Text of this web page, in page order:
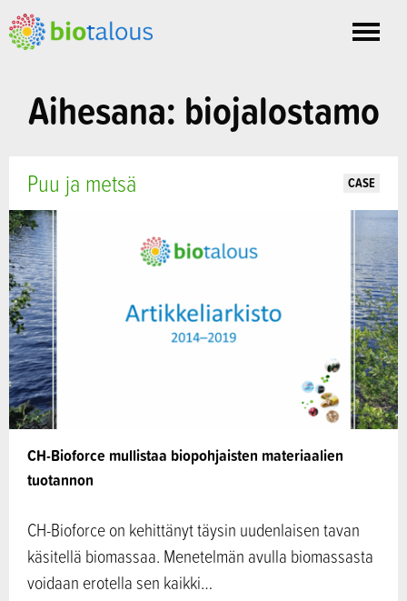
Toggle
Aihesana: biojalostamo
CH-Bioforce mullistaa biopohjaisten materiaalien
tuotannon
Puu ja metsä CASE
CH-Bioforce on kehittänyt täysin uudenlaisen tavan
käsitellä biomassaa. Menetelmän avulla biomassasta
voidaan erotella sen kaikki…